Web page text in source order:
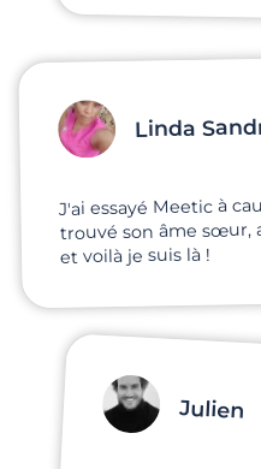
3 minutes
Linda
J'ai essayé Meetic à
trouvé son âme sœur,
et voilà je suis là !
Julien